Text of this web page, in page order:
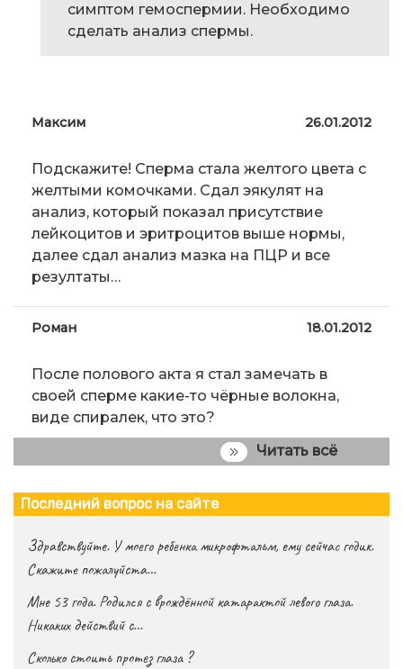
симптом гемоспермии. Необходимо
сделать анализ спермы.
Максим 26.01.2012
Подскажите! Сперма стала желтого цвета с
желтыми комочками. Сдал эякулят на
анализ, который показал присутствие
лейкоцитов и эритроцитов выше нормы,
далее сдал анализ мазка на ПЦР и все
резултаты…
Роман 18.01.2012
После полового акта я стал замечать в
своей сперме какие-то чёрные волокна,
виде спиралек, что это?
Читать всё
Последний вопрос на сайте
Здравствуйте. У моего ребенка микрофтальм, ему сейчас годик.
Скажите пожалуйста…
Мне 53 года. Родился с врождённой катарактой левого глаза.
Никаких действий с…
Сколько стоить протез глаза ?